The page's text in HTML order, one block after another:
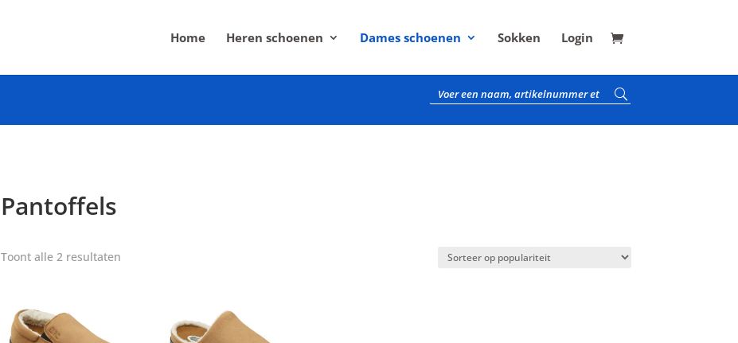
Home Heren schoenen Dames schoenen Sokken Login
Pantoffels
Toont alle 2 resultatenGesorteerd